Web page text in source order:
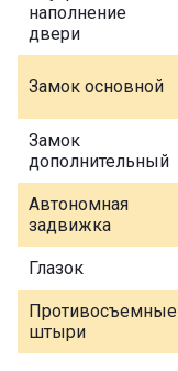
наполнение
двери
Замок основной
Замок
дополнительный
Автономная
задвижка
Глазок
Противосъемные
штыри